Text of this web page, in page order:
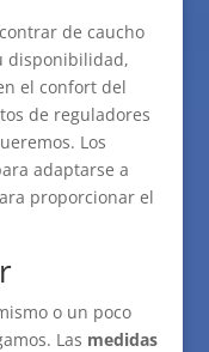
de caucho
disponibilidad,
el confort del
de reguladores
Los
adaptarse a
proporcionar el
o un poco
Las medidas